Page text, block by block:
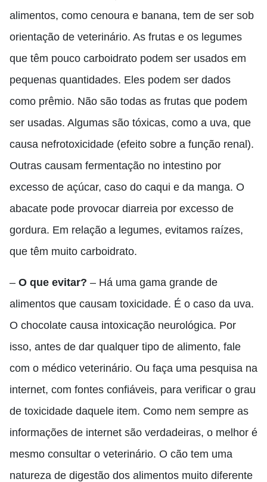
alimentos, como cenoura e banana, tem de ser sob
orientação de veterinário. As frutas e os legumes
que têm pouco carboidrato podem ser usados em
pequenas quantidades. Eles podem ser dados
como prêmio. Não são todas as frutas que podem
ser usadas. Algumas são tóxicas, como a uva, que
causa nefrotoxicidade (efeito sobre a função renal).
Outras causam fermentação no intestino por
excesso de açúcar, caso do caqui e da manga. O
abacate pode provocar diarreia por excesso de
gordura. Em relação a legumes, evitamos raízes,
que têm muito carboidrato.
– O que evitar? – Há uma gama grande de
alimentos que causam toxicidade. É o caso da uva.
O chocolate causa intoxicação neurológica. Por
isso, antes de dar qualquer tipo de alimento, fale
com o médico veterinário. Ou faça uma pesquisa na
internet, com fontes confiáveis, para verificar o grau
de toxicidade daquele item. Como nem sempre as
informações de internet são verdadeiras, o melhor é
mesmo consultar o veterinário. O cão tem uma
natureza de digestão dos alimentos muito diferente